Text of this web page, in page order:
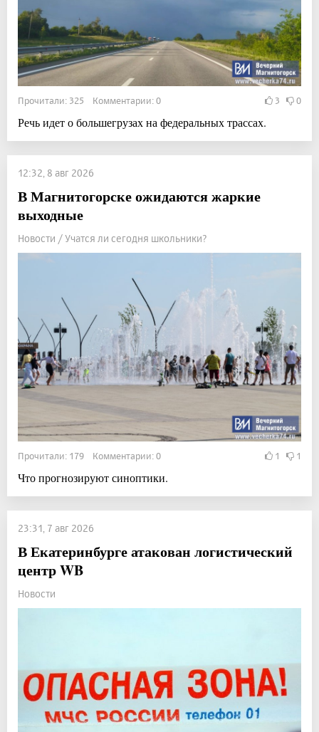
Прочитали: 325 Комментарии: 0 3 0
Речь идет о большегрузах на федеральных трассах.
12:32, 8 авг 2026
В Магнитогорске ожидаются жаркие
выходные
Новости / Учатся ли сегодня школьники?
Прочитали: 179 Комментарии: 0 1 1
Что прогнозируют синоптики.
23:31, 7 авг 2026
В Екатеринбурге атакован логистический
центр WB
Новости